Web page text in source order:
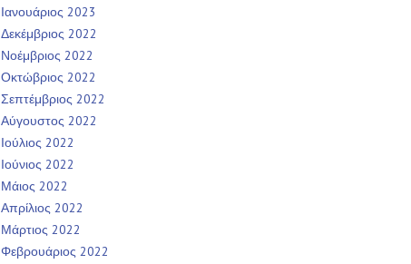
Ιανουάριος 2023
Δεκέμβριος 2022
Νοέμβριος 2022
Οκτώβριος 2022
Σεπτέμβριος 2022
Αύγουστος 2022
Ιούλιος 2022
Ιούνιος 2022
Μάιος 2022
Απρίλιος 2022
Μάρτιος 2022
Φεβρουάριος 2022